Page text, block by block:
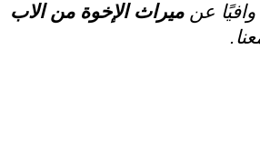
عنميراث الإخوة من الاب